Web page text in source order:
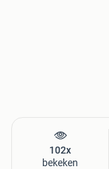
102x
bekeken